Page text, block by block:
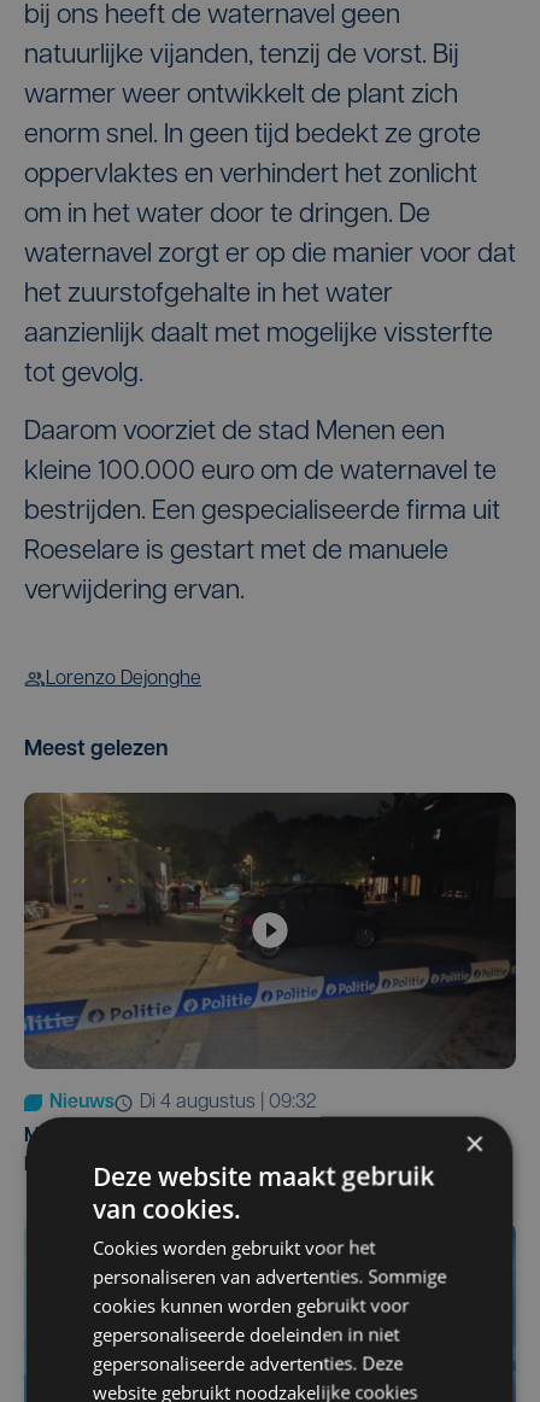
bij ons heeft de waternavel geen
natuurlijke vijanden, tenzij de vorst. Bij
warmer weer ontwikkelt de plant zich
enorm snel. In geen tijd bedekt ze grote
oppervlaktes en verhindert het zonlicht
om in het water door te dringen. De
waternavel zorgt er op die manier voor dat
het zuurstofgehalte in het water
aanzienlijk daalt met mogelijke vissterfte
tot gevolg.
Daarom voorziet de stad Menen een
kleine 100.000 euro om de waternavel te
bestrijden. Een gespecialiseerde firma uit
Roeselare is gestart met de manuele
verwijdering ervan.
Lorenzo Dejonghe
Meest gelezen
Nieuws
di 4 augustus | 09:32
Man en vrouw dood aangetroffen in woning in Sint-
Pieters Brugge
×
Deze website maakt gebruik
van cookies.
Cookies worden gebruikt voor het
personaliseren van advertenties. Sommige
cookies kunnen worden gebruikt voor
gepersonaliseerde doeleinden in niet
gepersonaliseerde advertenties. Deze
website gebruikt noodzakelijke cookies